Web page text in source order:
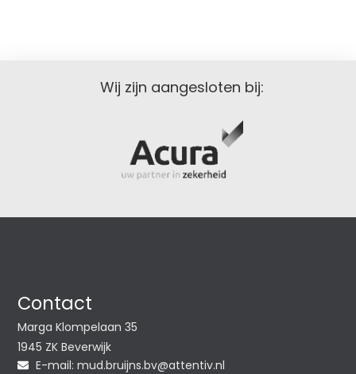
Wij zijn aangesloten bij:
Contact
Marga Klompelaan 35
1945 ZK Beverwijk
E-mail:
ln.vitnetta
@vb.snjiurb.dum